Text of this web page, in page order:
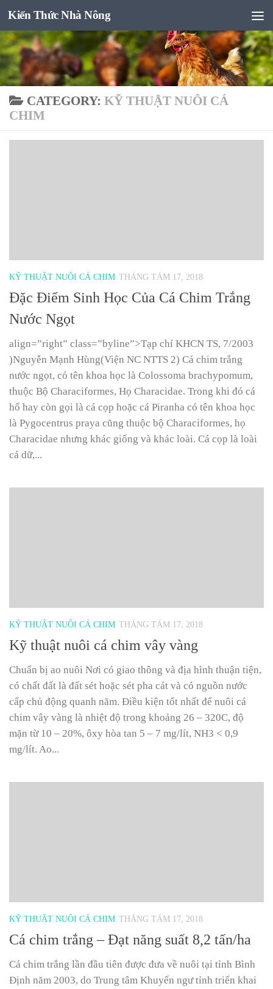
Skip to content
Kiến Thức Nhà Nông
CATEGORY: KỸ THUẬT NUÔI CÁ
CHIM
KỸ THUẬT NUÔI CÁ CHIM THÁNG TÁM 17, 2018
Đặc Điểm Sinh Học Của Cá Chim Trắng
Nước Ngọt
align=”right” class=”byline”>Tạp chí KHCN TS, 7/2003
)Nguyễn Mạnh Hùng(Viện NC NTTS 2) Cá chim trắng
nước ngọt, có tên khoa học là Colossoma brachypomum,
thuộc Bộ Characiformes, Họ Characidae. Trong khi đó cá
hổ hay còn gọi là cá cọp hoặc cá Piranha có tên khoa học
là Pygocentrus praya cũng thuộc bộ Characiformes, họ
Characidae nhưng khác giống và khác loài. Cá cọp là loài
cá dữ,...
KỸ THUẬT NUÔI CÁ CHIM THÁNG TÁM 17, 2018
Kỹ thuật nuôi cá chim vây vàng
Chuẩn bị ao nuôi Nơi có giao thông và địa hình thuận tiện,
có chất đất là đất sét hoặc sét pha cát và có nguồn nước
cấp chủ động quanh năm. Điều kiện tốt nhất để nuôi cá
chim vây vàng là nhiệt độ trong khoảng 26 – 320C, độ
mặn từ 10 – 20%, ôxy hòa tan 5 – 7 mg/lít, NH3 < 0,9
mg/lít. Ao...
KỸ THUẬT NUÔI CÁ CHIM THÁNG TÁM 17, 2018
Cá chim trắng – Đạt năng suất 8,2 tấn/ha
Cá chim trắng lần đầu tiên được đưa về nuôi tại tỉnh Bình
Định năm 2003, do Trung tâm Khuyến ngư tỉnh triển khai